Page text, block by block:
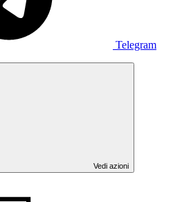
Telegram
Vedi azioni